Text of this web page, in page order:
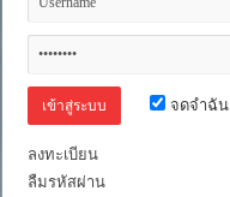
DTS:
พากย์
จดจำฉัน
ลงทะเบียน
ลืมรหัสผ่าน